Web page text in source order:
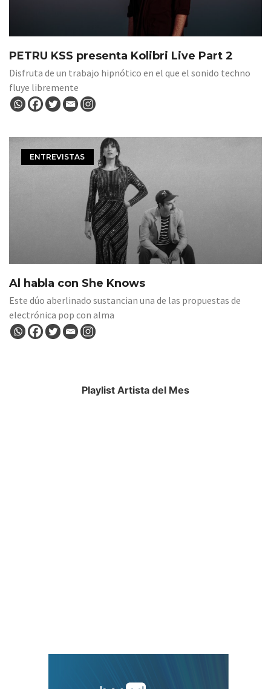
PETRU KSS presenta Kolibri Live Part 2
Disfruta de un trabajo hipnótico en el que el sonido techno
fluye libremente
ENTREVISTAS
Al habla con She Knows
Este dúo aberlinado sustancian una de las propuestas de
electrónica pop con alma
Playlist Artista del Mes